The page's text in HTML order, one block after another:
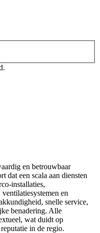
en betrouwbaar
dat een scala aan diensten
en
snelle service,
benadering. Alle
wat duidt op
in de regio.